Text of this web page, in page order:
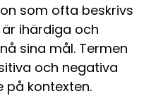
som ofta beskrivs
är ihärdiga och
sina mål. Termen
och negativa
på kontexten.